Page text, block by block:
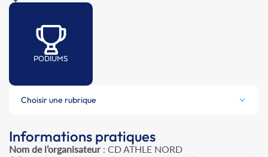
PODIUMS
Choisir une rubrique
Informations pratiques
Nom de l’organisateur: CD ATHLE NORD